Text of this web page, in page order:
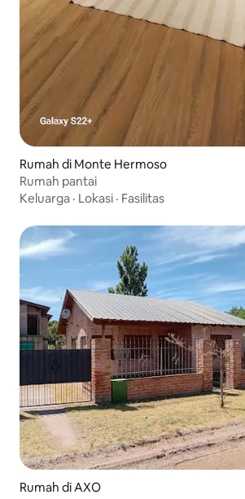
Rumah di Monte Hermoso
Rumah pantai
Keluarga · Lokasi · Fasilitas
Rumah di AXO